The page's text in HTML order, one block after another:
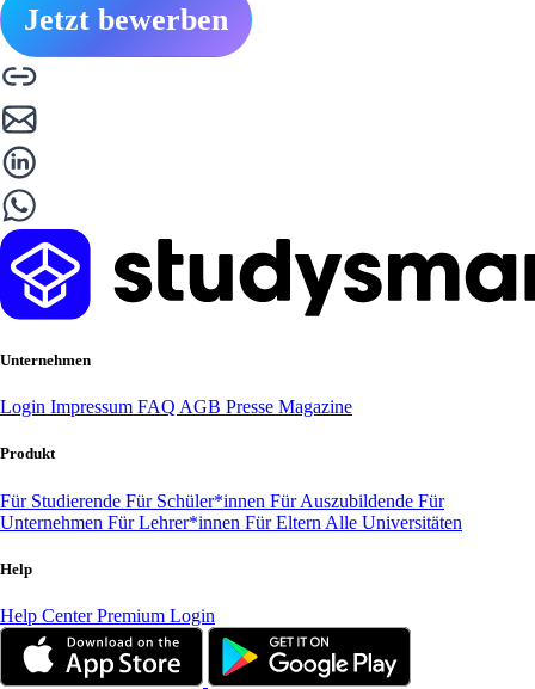
Jetzt bewerben
Unternehmen
Login Impressum FAQ AGB Presse Magazine
Produkt
Für Studierende Für Schüler*innen Für Auszubildende Für
Unternehmen Für Lehrer*innen Für Eltern Alle Universitäten
Help
Help CenterPremium Login